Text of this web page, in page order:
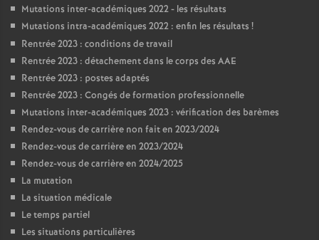
Mutations inter-académiques 2022 - les résultats
Mutations intra-académiques 2022 : enfin les résultats !
Rentrée 2023 : conditions de travail
Rentrée 2023 : détachement dans le corps des AAE
Rentrée 2023 : postes adaptés
Rentrée 2023 : Congés de formation professionnelle
Mutations inter-académiques 2023 : vérification des barèmes
Rendez-vous de carrière non fait en 2023/2024
Rendez-vous de carrière en 2023/2024
Rendez-vous de carrière en 2024/2025
La mutation
La situation médicale
Le temps partiel
Les situations particulières